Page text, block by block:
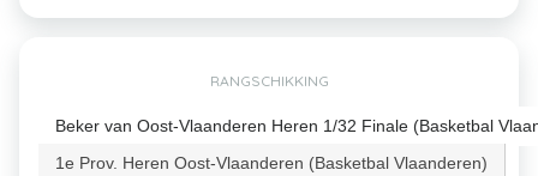
RANGSCHIKKING
Beker van Oost-Vlaanderen Heren 1/32 Finale (Basketbal
1e Prov. Heren Oost-Vlaanderen (Basketbal Vlaanderen)